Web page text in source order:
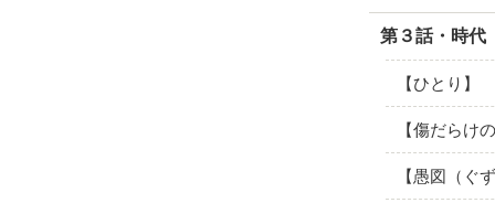
第３話・時代
【ひとり】
【傷だらけ
【愚図（ぐ